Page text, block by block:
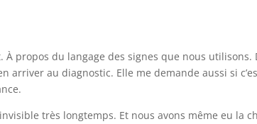
propos du langage des signes que nous utilisons.
arriver au diagnostic. Elle me demande aussi si
très longtemps. Et nous avons même eu la